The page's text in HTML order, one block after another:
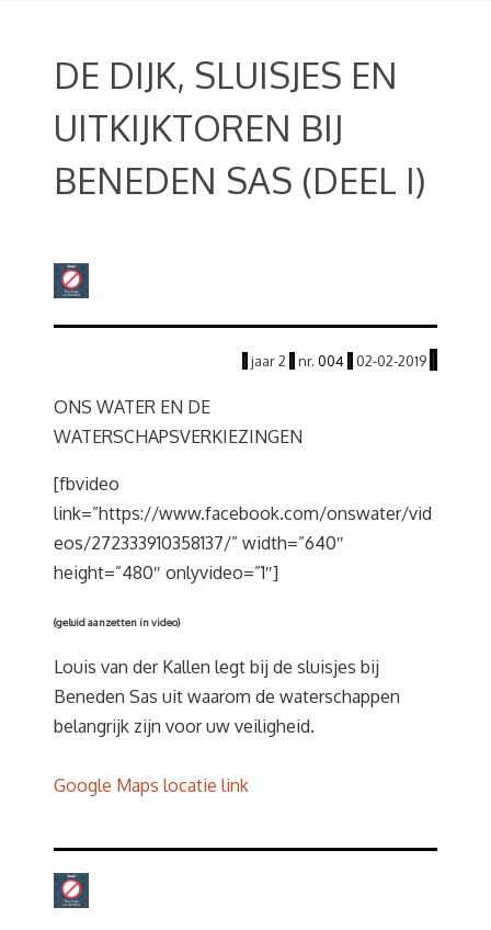
DE DIJK, SLUISJES EN
UITKIJKTOREN BIJ
BENEDEN SAS (DEEL I)
| jaar2 | nr. 004 | 02-02-2019 |
ONS WATER EN DE
WATERSCHAPSVERKIEZINGEN
[fbvideo
link=”https://www.facebook.com/onswater/vid
eos/272333910358137/” width=”640″
height=”480″ onlyvideo=”1″]
(geluid aanzetten in video)
Louis van der Kallen legt bij de sluisjes bij
Beneden Sas uit waarom de waterschappen
belangrijk zijn voor uw veiligheid.
Google Maps locatie link